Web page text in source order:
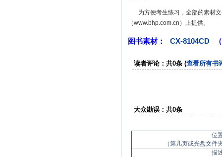
为方便考生练习，全部的素材文
（www.bhp.com.cn）上提供。
图书素材： CX-8104CD
读者评论：共0条 (查看所有书
大众勘误：共0条
位
（第几页或光盘文件
描